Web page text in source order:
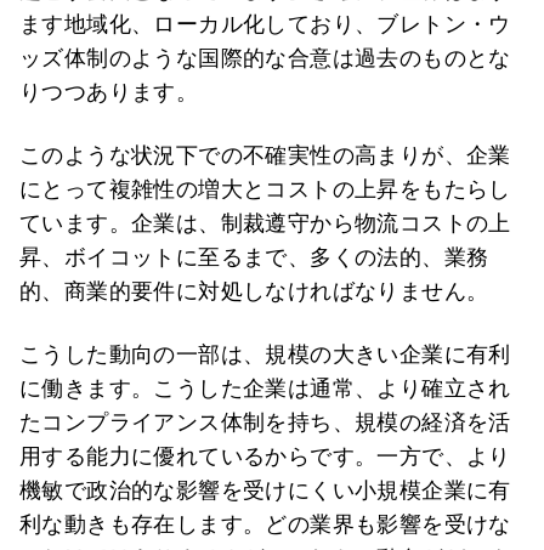
ます地域化、ローカル化しており、ブレトン・ウ
ッズ体制のような国際的な合意は過去のものとな
りつつあります。
このような状況下での不確実性の高まりが、企業
にとって複雑性の増大とコストの上昇をもたらし
ています。企業は、制裁遵守から物流コストの上
昇、ボイコットに至るまで、多くの法的、業務
的、商業的要件に対処しなければなりません。
こうした動向の一部は、規模の大きい企業に有利
に働きます。こうした企業は通常、より確立され
たコンプライアンス体制を持ち、規模の経済を活
用する能力に優れているからです。一方で、より
機敏で政治的な影響を受けにくい小規模企業に有
利な動きも存在します。どの業界も影響を受けな